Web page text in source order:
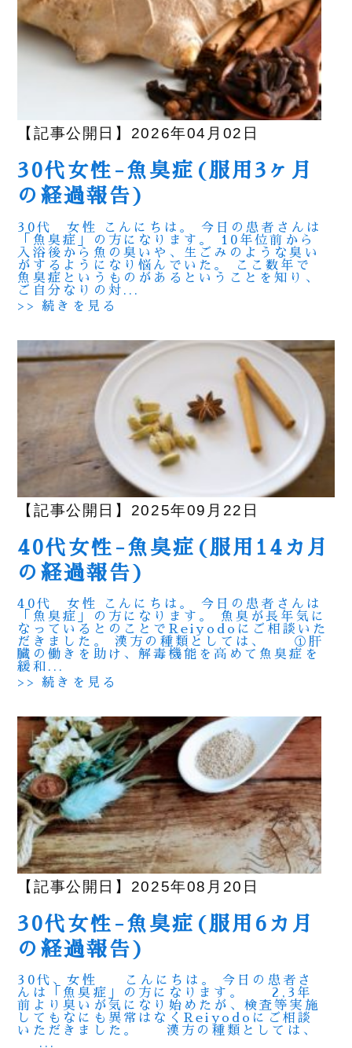
【記事公開日】2026年04月02日
30代女性-魚臭症(服用3ヶ月
の経過報告)
30代 女性 こんにちは。 今日の患者さんは
「魚臭症」の方になります。 10年位前から
入浴後から魚の臭いや、生ごみのような臭い
がするようになり悩んでいた。 ここ数年で
魚臭症というものがあるということを知り、
ご自分なりの対...
>> 続きを見る
【記事公開日】2025年09月22日
40代女性-魚臭症(服用14カ月
の経過報告)
40代 女性 こんにちは。 今日の患者さんは
「魚臭症」の方になります。 魚臭が長年気に
なっているとのことでReiyodoにご相談いた
だきました。 漢方の種類としては、 ①肝
臓の働きを助け、解毒機能を高めて魚臭症を
緩和...
>> 続きを見る
【記事公開日】2025年08月20日
30代女性-魚臭症(服用6カ月
の経過報告)
30代、女性 こんにちは。 今日の患者さ
んは「魚臭症」の方になります。 2,3年
前より臭いが気になり始めたが、検査等実施
してもなにも異常はなくReiyodoにご相談
いただきました。 漢方の種類としては、
...